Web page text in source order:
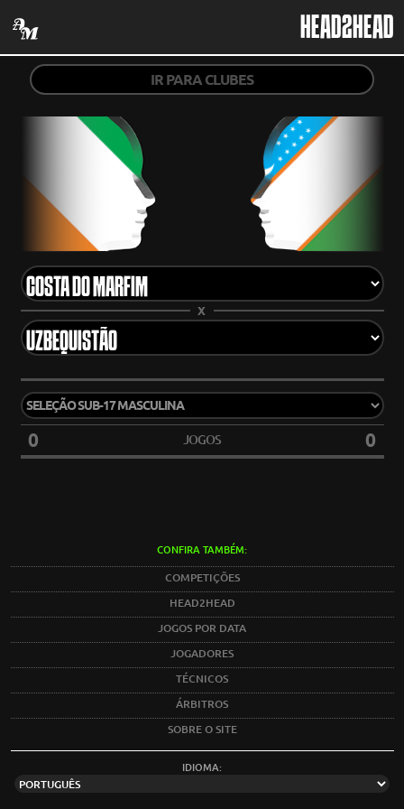
HEAD2HEAD
IR PARA CLUBES
X
0 JOGOS 0
CONFIRA TAMBÉM:
COMPETIÇÕES
HEAD2HEAD
JOGOS POR DATA
JOGADORES
TÉCNICOS
ÁRBITROS
SOBRE O SITE
IDIOMA: